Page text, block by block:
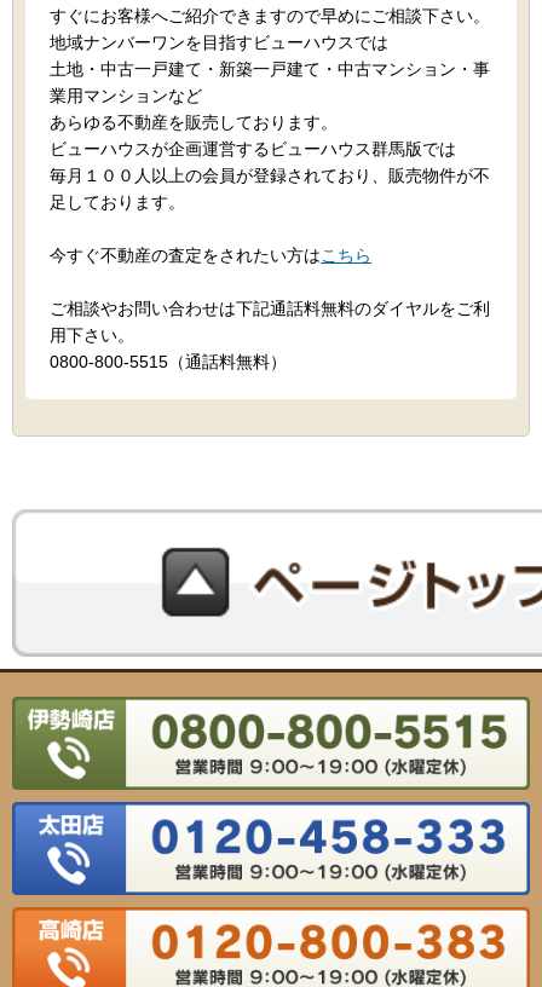
すぐにお客様へご紹介できますので早めにご相談下さい。
地域ナンバーワンを目指すビューハウスでは
土地・中古一戸建て・新築一戸建て・中古マンション・事
業用マンションなど
あらゆる不動産を販売しております。
ビューハウスが企画運営するビューハウス群馬版では
毎月１００人以上の会員が登録されており、販売物件が不
足しております。
今すぐ不動産の査定をされたい方はこちら
ご相談やお問い合わせは下記通話料無料のダイヤルをご利
用下さい。
0800-800-5515（通話料無料）